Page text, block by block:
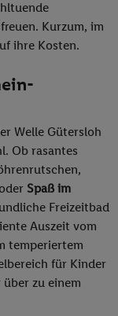
Kurzum, im
ihre Kosten.
Welle Gütersloh
Ob rasantes
Spaß im
Freizeitbad
Auszeit vom
temperiertem
für Kinder
zu einem